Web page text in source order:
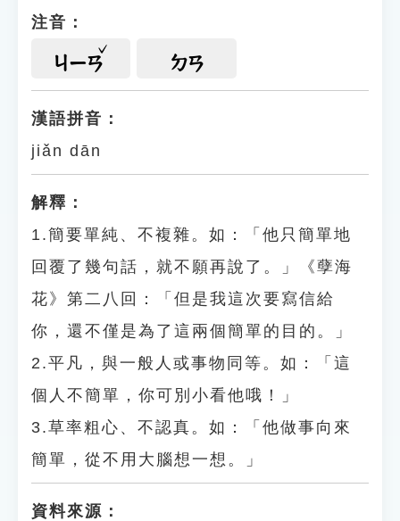
注音：
ㄐㄧㄢ ㄉㄢ
漢語拼音：
jiǎn dān
解釋：
1.簡要單純、不複雜。如：「他只簡單地
回覆了幾句話，就不願再說了。」《孽海
花》第二八回：「但是我這次要寫信給
你，還不僅是為了這兩個簡單的目的。」
2.平凡，與一般人或事物同等。如：「這
個人不簡單，你可別小看他哦！」
3.草率粗心、不認真。如：「他做事向來
簡單，從不用大腦想一想。」
資料來源：